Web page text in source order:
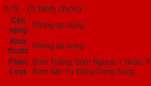
5/5 - (5 bình chọn)
Cân
nặng
Không áp dụng
Kích
thước
Không áp dụng
Phân
Loại
Bơm Thẳng, Bơm Ngược 1 Nhẫn,
Bơm Bán Tự Động Dạng Súng